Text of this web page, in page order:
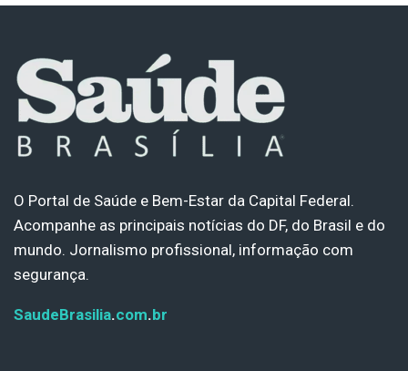
O Portal de Saúde e Bem-Estar da Capital Federal.
Acompanhe as principais notícias do DF, do Brasil e do
mundo. Jornalismo profissional, informação com
segurança.
SaudeBrasilia.com.br